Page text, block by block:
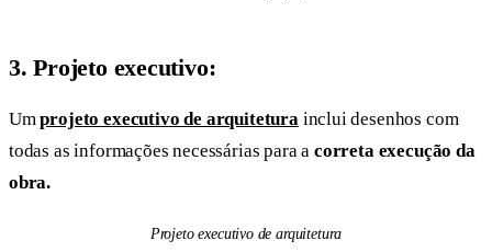
3.Projeto executivo:
Umprojeto executivo de arquitetura inclui desenhos com
todas as informações necessárias para a correta execução da
obra.
Projeto executivo de arquitetura